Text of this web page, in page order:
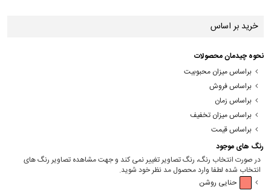
خرید بر اساس
نحوه چیدمان محصولات
براساس میزان محبوبیت
براساس فروش
براساس زمان
براساس میزان تخفیف
براساس قیمت
رنگ های موجود
در صورت انتخاب رنگ، رنگ تصاویر تغییر نمی کند و جهت مشاهده تصاویر رنگ های
انتخاب شده لطفا وارد محصول مد نظر خود شوید.
حنایی روشن